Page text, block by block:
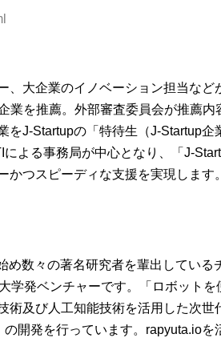
、大企業のイノベーション担当など
業を推薦。外部審査委員会が推薦内
J-Startupの「特待生（J-Startup企
よる事務局が中心となり、「J-
つスピーディな支援を実現します。
め数々の著名研究者を輩出している
学発ベンチャーです。「ロボットを
術及び人工知能技術を活用した次世
開発を行っています。rapyuta.ioを